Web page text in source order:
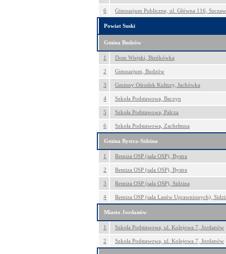
6 Gimnazjum Publiczne, ul. Główna 116,
Powiat Suski
Gmina Budzów
1 Dom Wiejski, Bieńkówka
2 Gimnazjum, Budzów
3 Gminny Ośrodek Kultury, Jachówka
4 Szkoła Podstawowa, Baczyn
5 Szkoła Podstawowa, Palcza
6 Szkoła Podstawowa, Zachełmna
Gmina Bystra-Sidzina
1 Remiza OSP (sala OSP), Bystra
2 Remiza OSP (sala OSP), Bystra
3 Remiza OSP (sala OSP), Sidzina
4 Remiza OSP (sala Lasów Uprawnionych),
Miasto Jordanów
1 Szkoła Podstawowa, ul. Kolejowa 7, Jordanów
2 Szkoła Podstawowa, ul. Kolejowa 7, Jordanów